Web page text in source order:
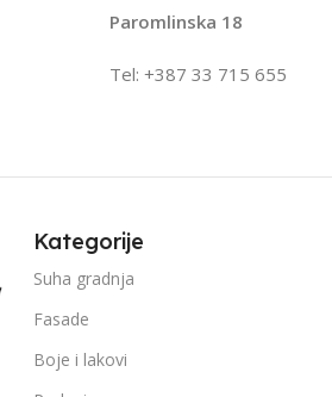
Paromlinska 18
Tel: +387 33 715 655
Kategorije
Suha gradnja
Fasade
Boje i lakovi